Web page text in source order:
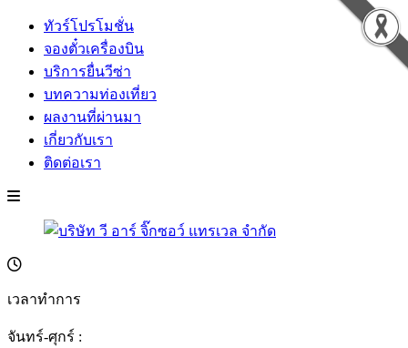
ทัวร์โปรโมชั่น
จองตั๋วเครื่องบิน
บริการยื่นวีซ่า
บทความท่องเที่ยว
ผลงานที่ผ่านมา
เกี่ยวกับเรา
ติดต่อเรา
เวลาทำการ
จันทร์-ศุกร์ :